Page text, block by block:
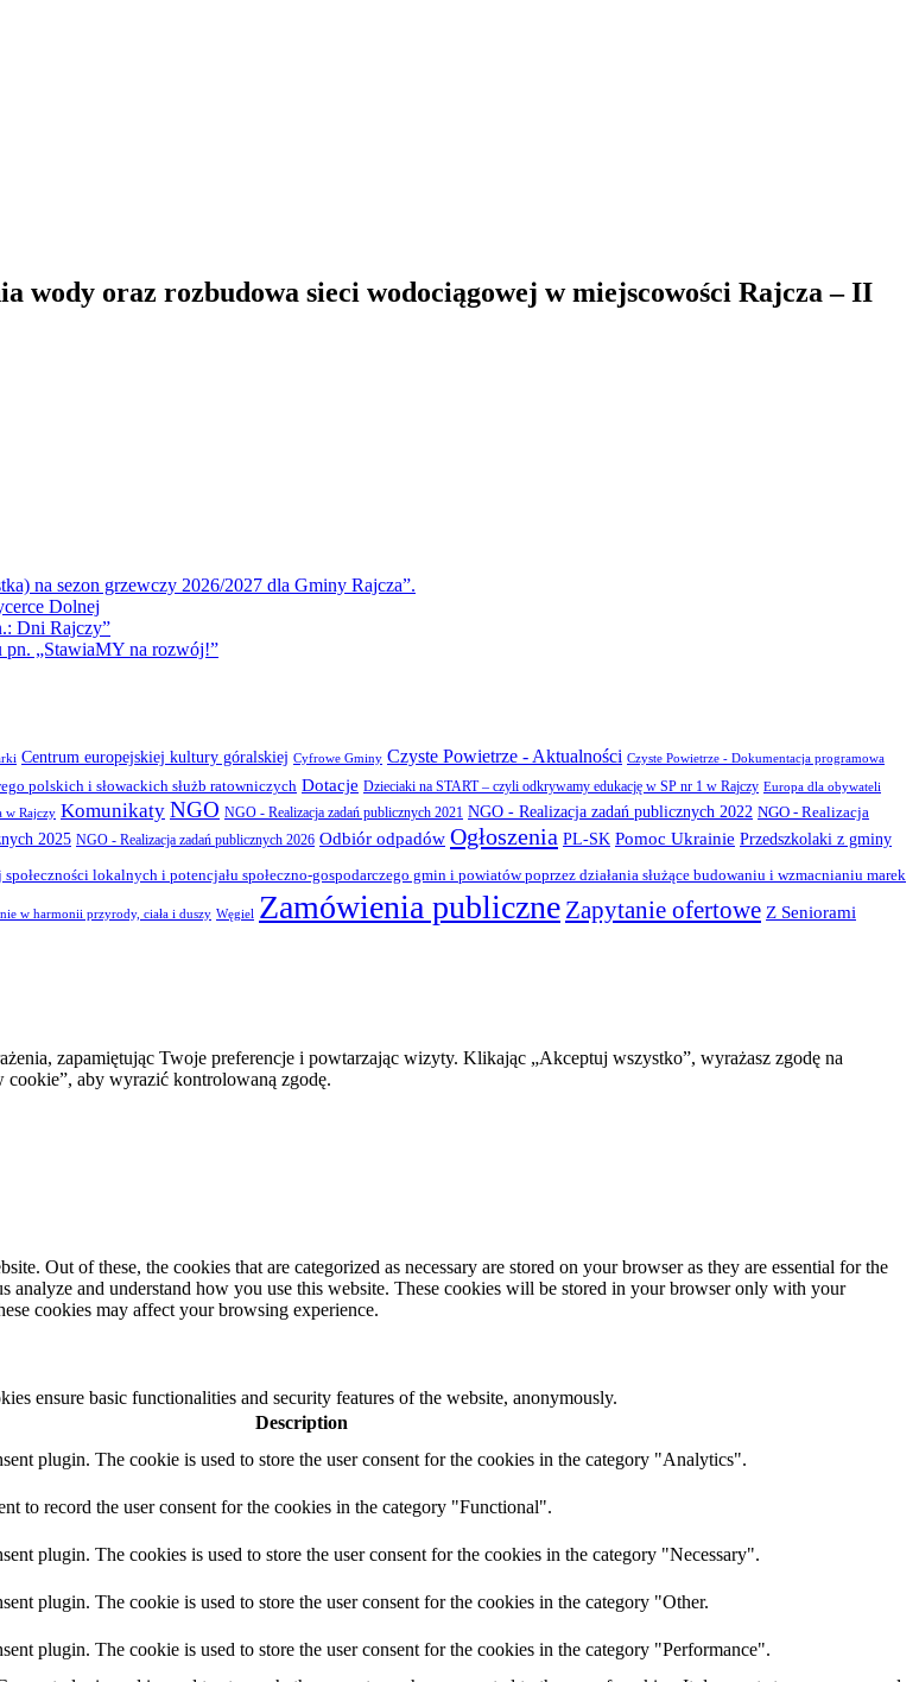
oraz rozbudowa sieci wodociągowej w miejscowości Rajcza – II
na sezon grzewczy 2026/2027 dla Gminy Rajcza”.
Dolnej
Dni Rajczy”
„StawiaMY na rozwój!”
Centrum europejskiej kultury góralskiej Cyfrowe Gminy Czyste Powietrze - Aktualności Czyste Powietrze - Dokumentacja programowa
polskich i słowackich służb ratowniczych Dotacje Dzieciaki na START – czyli odkrywamy edukację w SP nr 1 w Rajczy Europa dla obywateli
w Rajczy Komunikaty NGO NGO - Realizacja zadań publicznych 2021 NGO - Realizacja zadań publicznych 2022 NGO - Realizacja
2025 NGO - Realizacja zadań publicznych 2026 Odbiór odpadów Ogłoszenia PL-SK Pomoc Ukrainie Przedszkolaki z gminy
lokalnych i potencjału społeczno-gospodarczego gmin i powiatów poprzez działania służące budowaniu i wzmacnianiu marek
w harmonii przyrody, ciała i duszy Węgiel Zamówienia publiczne Zapytanie ofertowe Z Seniorami
zapamiętując Twoje preferencje i powtarzając wizyty. Klikając „Akceptuj wszystko”, wyrażasz zgodę na
aby wyrazić kontrolowaną zgodę.
Out of these, the cookies that are categorized as necessary are stored on your browser as they are essential for the
and understand how you use this website. These cookies will be stored in your browser only with your
cookies may affect your browsing experience.
ensure basic functionalities and security features of the website, anonymously.
Description
plugin. The cookie is used to store the user consent for the cookies in the category "Analytics".
to record the user consent for the cookies in the category "Functional".
plugin. The cookies is used to store the user consent for the cookies in the category "Necessary".
plugin. The cookie is used to store the user consent for the cookies in the category "Other.
plugin. The cookie is used to store the user consent for the cookies in the category "Performance".